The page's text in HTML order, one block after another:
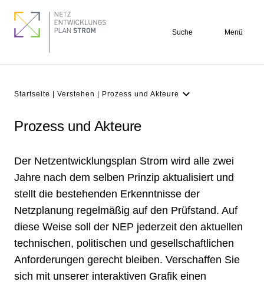
zum
Inhalt
Suche Menü
Pfadnavigation
Startseite Verstehen
Prozess und Akteure
Prozess und Akteure
Der Netzentwicklungsplan Strom wird alle zwei
Jahre nach dem selben Prinzip aktualisiert und
stellt die bestehenden Erkenntnisse der
Netzplanung regelmäßig auf den Prüfstand. Auf
diese Weise soll der NEP jederzeit den aktuellen
technischen, politischen und gesellschaftlichen
Anforderungen gerecht bleiben. Verschaffen Sie
sich mit unserer interaktiven Grafik einen
quick
links